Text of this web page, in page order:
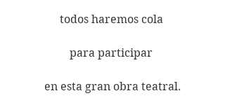
todos haremos cola
para participar
en esta gran obra teatral.